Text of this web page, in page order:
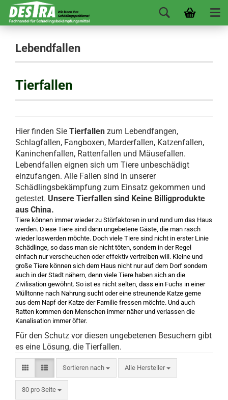
Lebendfallen
Tierfallen
Hier finden Sie Tierfallen zum Lebendfangen,
Schlagfallen, Fangboxen, Marderfallen, Katzenfallen,
Kaninchenfallen, Rattenfallen und Mäusefallen.
Lebendfallen eignen sich um Tiere unbeschädigt
einzufangen. Alle Fallen sind in unserer
Schädlingsbekämpfung zum Einsatz gekommen und
getestet. Unsere Tierfallen sind Keine Billigprodukte
aus China.
Tiere können immer wieder zu Störfaktoren in und rund um das Haus
werden. Diese Tiere sind dann ungebetene Gäste, die man rasch
wieder loswerden möchte. Doch viele Tiere sind nicht in erster Linie
Schädlinge, so dass man sie nicht töten, sondern in der Regel
einfach nur verscheuchen oder effektiv vertreiben will. Kleine und
große Tiere können sich dem Haus nicht nur auf dem Dorf sondern
auch in der Stadt nähern, denn viele Tiere haben sich an die
Zivilisation gewöhnt. So ist es nicht selten, dass ein Fuchs in einer
Mülltonne nach Nahrung sucht oder eine streunende Katze gerne
aus dem Napf der Katze der Familie fressen möchte. Und auch
Ratten kommen den Menschen immer näher und verlassen die
Kanalisation immer öfter.
Für den Schutz vor diesen ungebetenen Besuchern gibt
es eine Lösung, die Tierfallen.
Sortieren nach Alle Hersteller
80 pro Seite